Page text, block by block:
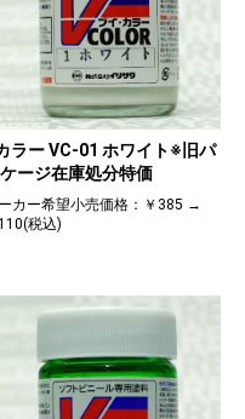
ラー VC-01 ホワイト※旧パ
ージ在庫処分特価
カー希望小売価格：￥385 →
税込)